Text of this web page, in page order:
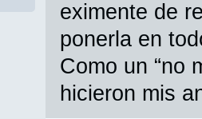
eximente de
ponerla en
Como un “no
hicieron mis